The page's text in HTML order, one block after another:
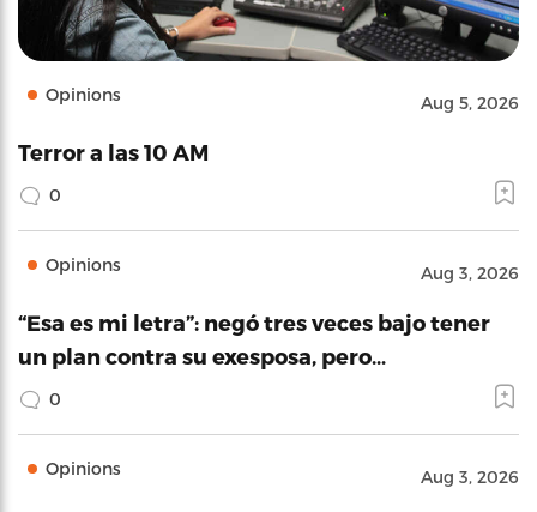
Opinions Aug 5, 2026
Terror a las 10 AM
0
Opinions Aug 3, 2026
“Esa es mi letra”: negó tres veces bajo tener
un plan contra su exesposa, pero…
0
Opinions Aug 3, 2026